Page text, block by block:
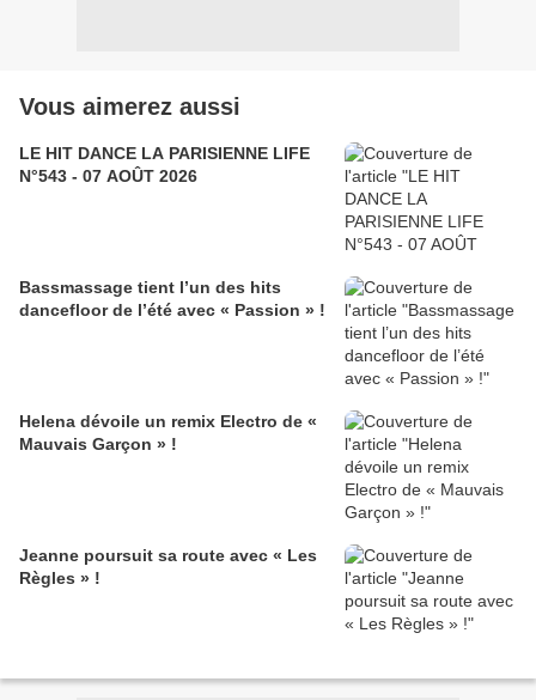
Vous aimerez aussi
LE HIT DANCE LA PARISIENNE LIFE
N°543 - 07 AOÛT 2026
Bassmassage tient l’un des hits
dancefloor de l’été avec « Passion » !
Helena dévoile un remix Electro de «
Mauvais Garçon » !
Jeanne poursuit sa route avec « Les
Règles » !